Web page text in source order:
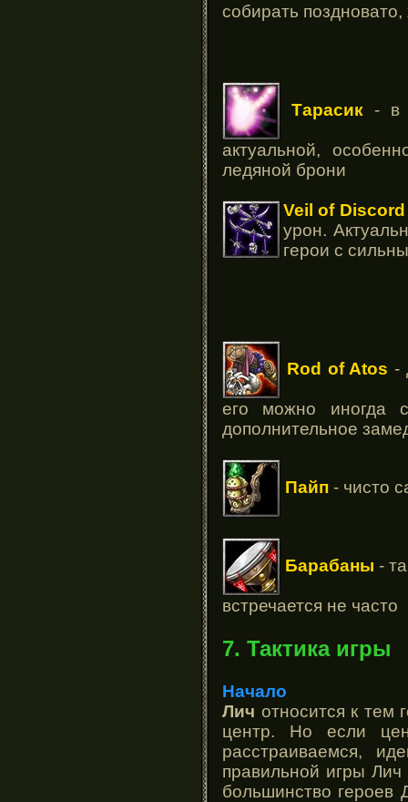
собирать
Тарасик- в
актуальной,
ледяной брони
Veil of Discord
урон.
герои с
Rod of Atos -
его можно иногда
дополнительное
Пайп - чисто
Барабаны -
встречается не часто
7. Тактика игры
Начало
Лич относится к тем
центр. Но если
расстраиваемся,
правильной игры
большинство героев